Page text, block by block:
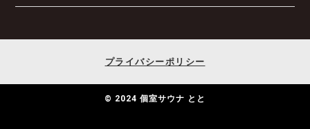
プライバシーポリシー
© 2024 個室サウナ とと